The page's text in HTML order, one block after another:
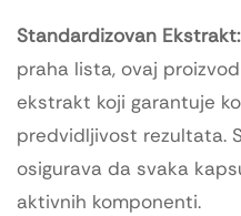
Standardizovan Ekstrakt:
praha lista, ovaj
ekstrakt koji garantuje
predvidljivost rezultata.
osigurava da svaka
aktivnih komponenti.